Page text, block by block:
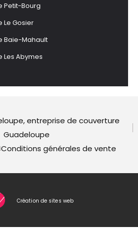
Petit-Bourg
Le Gosier
Baie-Mahault
Les Abymes
entreprise de couverture
Guadeloupe
Conditions générales de vente
Création de sites web